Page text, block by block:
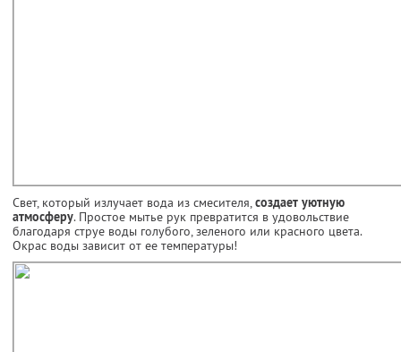
Свет, который излучает вода из смесителя,создает уютную
атмосферу. Простое мытье рук превратится в удовольствие
благодаря струе воды голубого, зеленого или красного цвета.
Окрас воды зависит от ее температуры!